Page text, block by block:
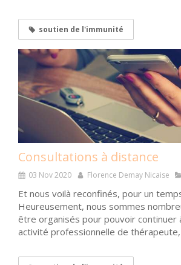
soutien de l'immunité
Consultations à distance
03 Nov 2020 Florence Demay Nicaise
Et nous voilà reconfinés, pour un
Heureusement, nous sommes
être organisés pour pouvoir continuer
activité professionnelle de thérapeute,